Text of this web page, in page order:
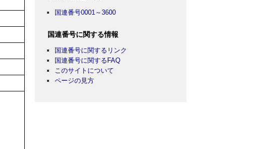
国連番号0001～3600
国連番号に関する情報
国連番号に関するリンク
国連番号に関するFAQ
このサイトについて
ページの見方